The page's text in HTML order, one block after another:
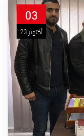
03
أكتوبر 23